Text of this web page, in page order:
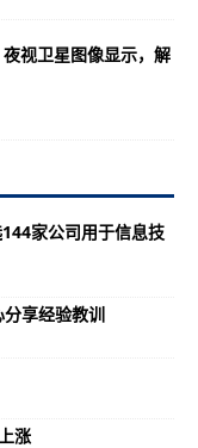
视卫星图像显示，解
家公司用于信息技
享经验教训
涨